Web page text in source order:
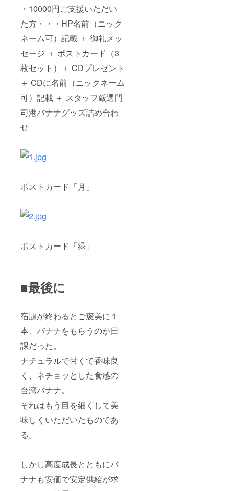
・10000円ご支援いただい
た方・・・HP名前（ニック
ネーム可）記載 ＋ 御礼メッ
セージ ＋ ポストカード（3
枚セット）＋ CDプレゼント
＋ CDに名前（ニックネーム
可）記載 ＋ スタッフ厳選門
司港バナナグッズ詰め合わ
せ
ポストカード「月」
ポストカード「緑」
■最後に
宿題が終わるとご褒美に１
本、バナナをもらうのが日
課だった。
ナチュラルで甘くて香味良
く、ネチョッとした食感の
台湾バナナ。
それはもう目を細くして美
味しくいただいたものであ
る。
しかし高度成長とともにバ
ナナも安価で安定供給が求